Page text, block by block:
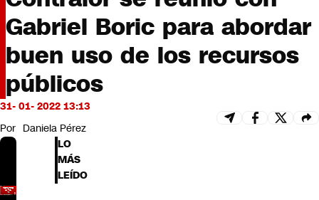
Programas completos
Cultura
Servicios
Bits
CNN Data
CNN tiempo
Futuro 360
Gabriel Boric para abordar
buen uso de los recursos
públicos
31- 01- 2022 13:13
Por Daniela Pérez
LO
MÁS
LEÍDO